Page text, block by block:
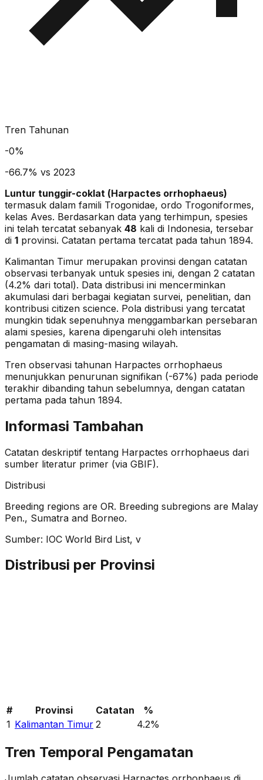
Tren Tahunan
-0%
-66.7% vs 2023
Luntur tunggir-coklat (Harpactes orrhophaeus)
termasuk dalam famili Trogonidae, ordo Trogoniformes,
kelas Aves. Berdasarkan data yang terhimpun, spesies
ini telah tercatat sebanyak 48 kali di Indonesia, tersebar
di 1 provinsi. Catatan pertama tercatat pada tahun 1894.
Kalimantan Timur merupakan provinsi dengan catatan
observasi terbanyak untuk spesies ini, dengan 2 catatan
(4.2% dari total). Data distribusi ini mencerminkan
akumulasi dari berbagai kegiatan survei, penelitian, dan
kontribusi citizen science. Pola distribusi yang tercatat
mungkin tidak sepenuhnya menggambarkan persebaran
alami spesies, karena dipengaruhi oleh intensitas
pengamatan di masing-masing wilayah.
Tren observasi tahunan Harpactes orrhophaeus
menunjukkan penurunan signifikan (-67%) pada periode
terakhir dibanding tahun sebelumnya, dengan catatan
pertama pada tahun 1894.
Informasi Tambahan
Catatan deskriptif tentang Harpactes orrhophaeus dari
sumber literatur primer (via GBIF).
Distribusi
Breeding regions are OR. Breeding subregions are Malay
Pen., Sumatra and Borneo.
Sumber: IOC World Bird List, v
Distribusi per Provinsi
# Provinsi Catatan
%
1 Kalimantan Timur 2 4.2%
Tren Temporal Pengamatan